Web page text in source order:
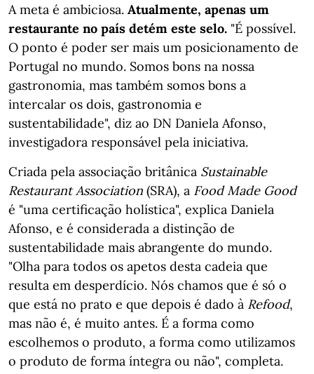
A meta é ambiciosa. Atualmente, apenas um
restaurante no país detém este selo. "É possível.
O ponto é poder ser mais um posicionamento de
Portugal no mundo. Somos bons na nossa
gastronomia, mas também somos bons a
intercalar os dois, gastronomia e
sustentabilidade", diz ao DN Daniela Afonso,
investigadora responsável pela iniciativa.
Criada pela associação britânica Sustainable
Restaurant Association (SRA), a Food Made Good
é "uma certificação holística", explica Daniela
Afonso, e é considerada a distinção de
sustentabilidade mais abrangente do mundo.
"Olha para todos os apetos desta cadeia que
resulta em desperdício. Nós chamos que é só o
que está no prato e que depois é dado à Refood,
mas não é, é muito antes. É a forma como
escolhemos o produto, a forma como utilizamos
o produto de forma íntegra ou não", completa.